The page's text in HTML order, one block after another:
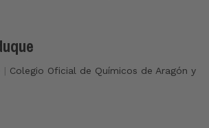
| Colegio Oficial de Químicos de Aragón y